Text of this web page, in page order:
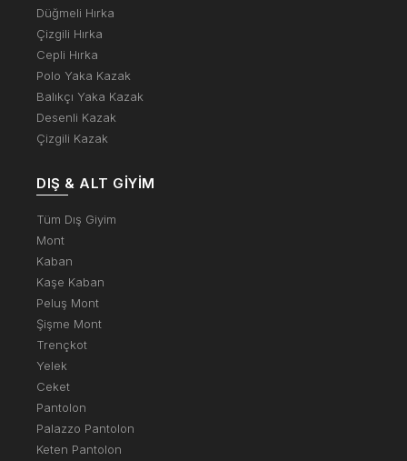
Düğmeli Hırka
Çizgili Hırka
Cepli Hırka
Polo Yaka Kazak
Balıkçı Yaka Kazak
Desenli Kazak
Çizgili Kazak
DIŞ & ALT GIYIM
Tüm Dış Giyim
Mont
Kaban
Kaşe Kaban
Peluş Mont
Şişme Mont
Trençkot
Yelek
Ceket
Pantolon
Palazzo Pantolon
Keten Pantolon